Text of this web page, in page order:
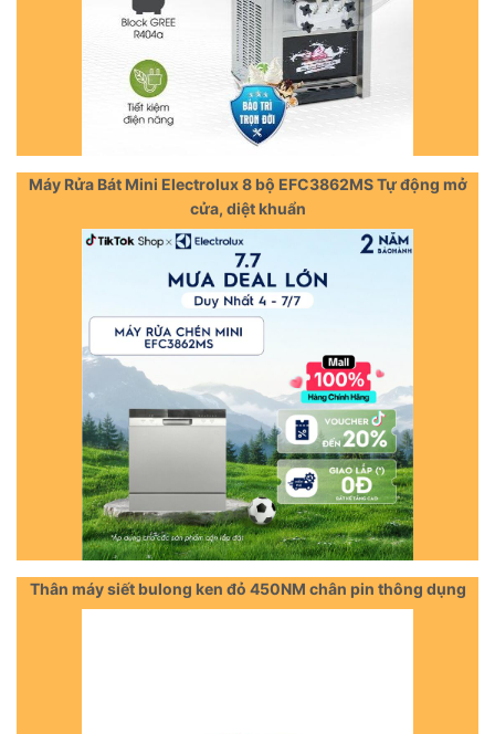
Máy Rửa Bát Mini Electrolux 8 bộ EFC3862MS Tự động mở
cửa, diệt khuẩn
Thân máy siết bulong ken đỏ 450NM chân pin thông dụng